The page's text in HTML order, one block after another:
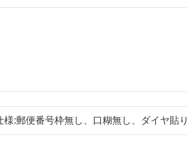
:郵便番号枠無し、口糊無し、ダイヤ貼り